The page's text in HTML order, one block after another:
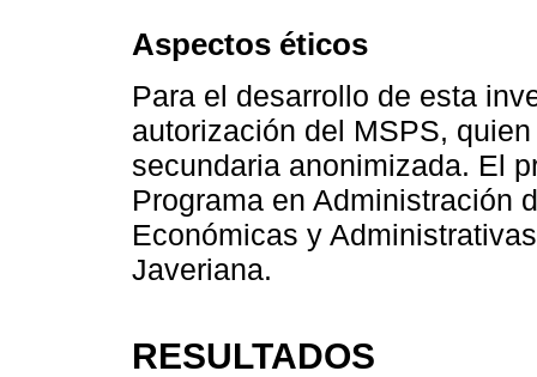
Aspectos éticos
Para el desarrollo de esta
autorización del MSPS,
secundaria anonimizada. El
Programa en Administración
Económicas y
Javeriana.
RESULTADOS